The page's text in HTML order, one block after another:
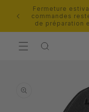
passer
au
contenu
Fermeture
commandes
de préparation
produits